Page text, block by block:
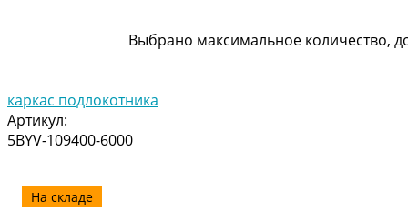
Выбрано максимальное количество,
каркас подлокотника
Артикул:
5BYV-109400-6000
На складе